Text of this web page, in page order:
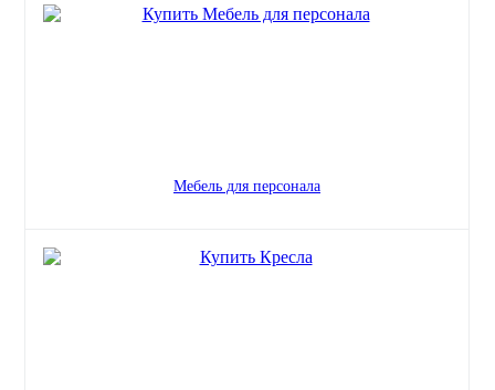
Мебель для персонала